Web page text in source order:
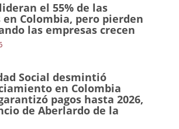
el 55% de las
en Colombia, pero pierden
las empresas crecen
Social desmintió
en Colombia
pagos hasta 2026,
de Aberlardo de la